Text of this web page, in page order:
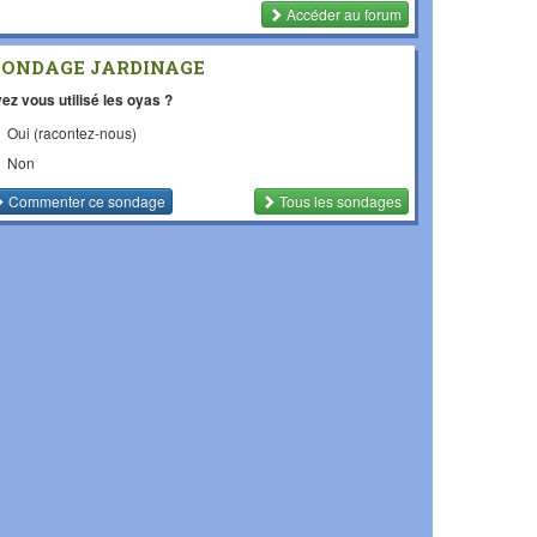
Accéder au forum
JARDINAGE
vous utilisé les oyas ?
Oui (racontez-nous)
Non
Commenterce sondage Tous les sondages